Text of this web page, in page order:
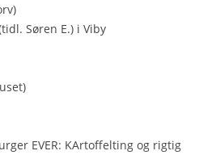
Søren E.) i Viby
EVER: KArtoffelting og rigtig